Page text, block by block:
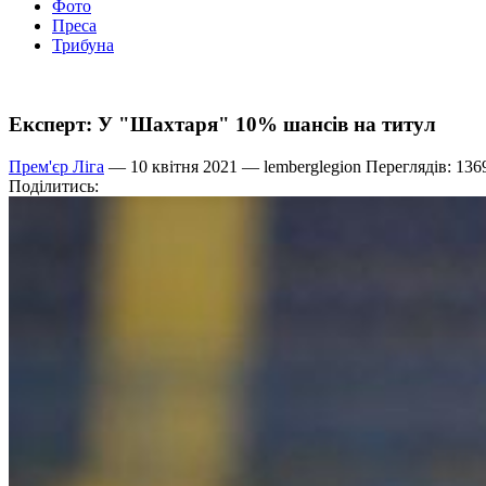
Фото
Преса
Трибуна
Експерт: У "Шахтаря" 10% шансів на титул
Прем'єр Ліга — 10 квітня 2021 — lemberglegion Переглядів:
Поділитись: